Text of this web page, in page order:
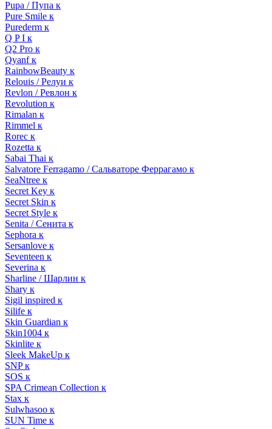
Pupa / Пупа к
Pure Smile к
Purederm к
Q P I к
Q2 Pro к
Qyanf к
RainbowBeauty к
Relouis / Релуи к
Revlon / Ревлон к
Revolution к
Rimalan к
Rimmel к
Rorec к
Rozetta к
Sabai Thai к
Salvatore Ferragamo / Сальваторе Феррагамо к
SeaNtree к
Secret Key к
Secret Skin к
Secret Style к
Senita / Сенита к
Sephora к
Sersanlove к
Seventeen к
Severina к
Sharline / Шарлин к
Shary к
Sigil inspired к
Silife к
Skin Guardian к
Skin1004 к
Skinlite к
Sleek MakeUp к
SNP к
SOS к
SPA Crimean Collection к
Stax к
Sulwhasoo к
SUN Time к